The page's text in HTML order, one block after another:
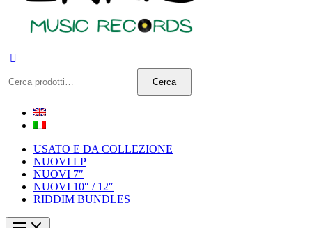
Cerca:
Cerca
USATO E DA COLLEZIONE
NUOVI LP
NUOVI 7″
NUOVI 10″ / 12″
RIDDIM BUNDLES